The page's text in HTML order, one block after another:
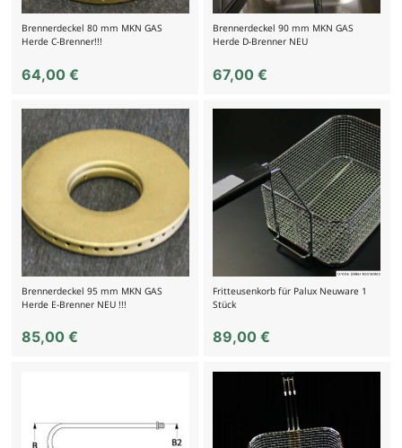
Brennerdeckel 80 mm MKN GAS
Herde C-Brenner!!!
64,00 €
Brennerdeckel 90 mm MKN GAS
Herde D-Brenner NEU
67,00€
Brennerdeckel 95 mm MKN GAS
Herde E-Brenner NEU !!!
85,00 €
Fritteusenkorb für Palux Neuware 1
Stück
89,00€